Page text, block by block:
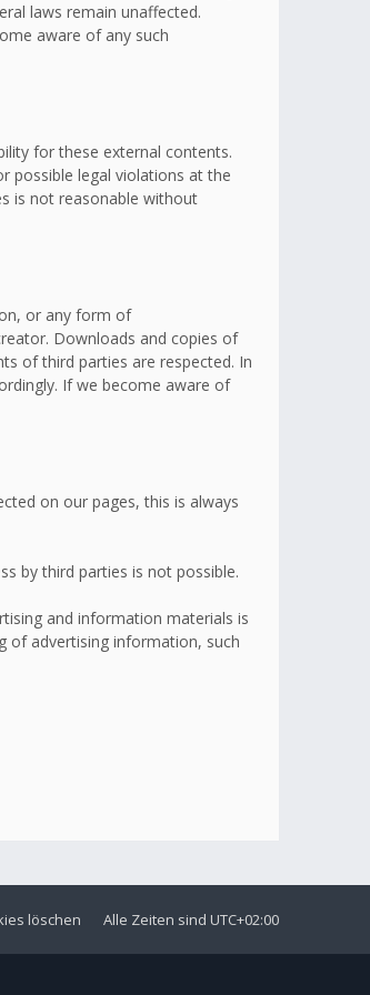
laws remain unaffected.
aware of any such
for these external contents.
possible legal violations at the
is not reasonable without
or any form of
Downloads and copies of
of third parties are respected. In
If we become aware of
on our pages, this is always
by third parties is not possible.
and information materials is
of advertising information, such
Alle Zeiten sind UTC+02:00
löschen